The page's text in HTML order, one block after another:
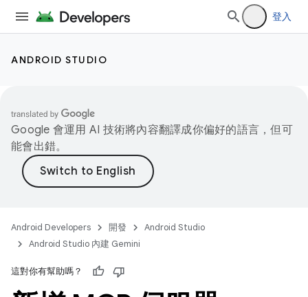
登入
ANDROID STUDIO
Google 會運用 AI 技術將內容翻譯成你偏好的語言，但可
能會出錯。
Android Developers 開發
Android Studio
Android Studio 內建 Gemini
這對你有幫助嗎？